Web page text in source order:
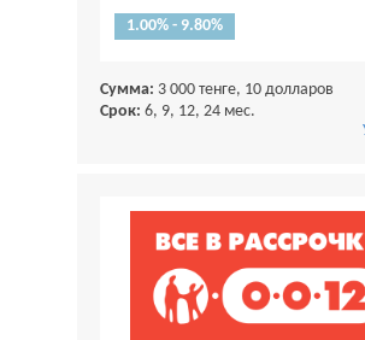
1.00% - 9.80%
Сумма: 3 000 тенге, 10 долларов
Срок: 6, 9, 12, 24 мес.